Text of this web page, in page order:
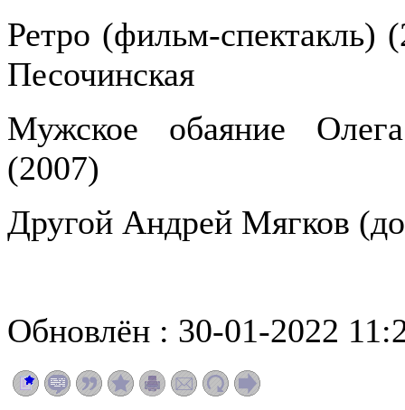
Ретро (фильм-спектакль)
Песочинская
Мужское обаяние
(2007)
Другой Андрей Мягков
Обновлён : 30-01-2022